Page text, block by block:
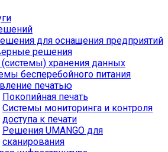
для оснащения предприятий
решения
(системы) хранения данных
бесперебойного питания
печатью
Покопийная печать
Системы мониторинга и контроля
доступа к печати
Решения UMANGO для
сканирования